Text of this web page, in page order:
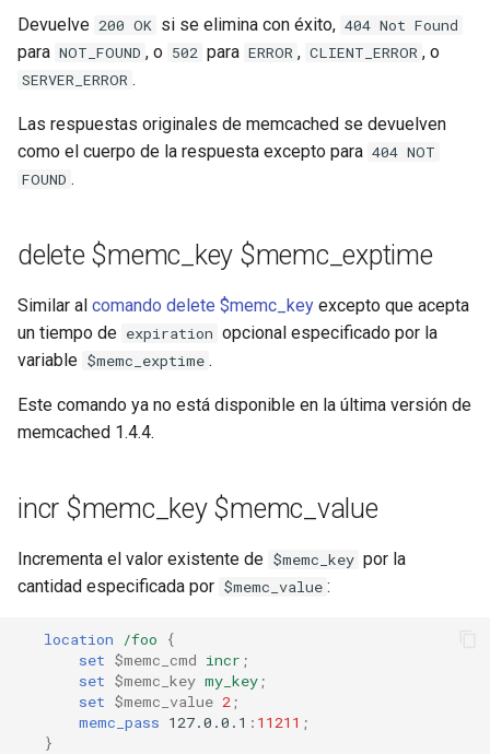
Devuelve 200 OK si se elimina con éxito, 404 Not Found
para NOT_FOUND , o 502 para ERROR , CLIENT_ERROR , o
SERVER_ERROR .
Las respuestas originales de memcached se devuelven
como el cuerpo de la respuesta excepto para 404 NOT
FOUND .
delete $memc_key $memc_exptime
Similar al comando delete $memc_key excepto que acepta
un tiempo de expiration opcional especificado por la
variable $memc_exptime .
Este comando ya no está disponible en la última versión de
memcached 1.4.4.
incr $memc_key $memc_value
Incrementa el valor existente de $memc_key por la
cantidad especificada por $memc_value :
location /foo
{
set $memc_cmd incr ;
set $memc_key my_key ;
set $memc_value 2 ;
memc_pass 127.0.0.1 : 11211 ;
}